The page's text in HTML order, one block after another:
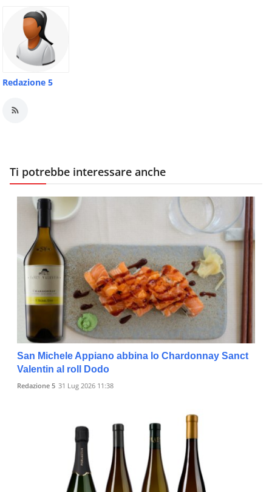
Redazione 5
Ti potrebbe interessare anche
San Michele Appiano abbina lo Chardonnay Sanct
Valentin al roll Dodo
Redazione 5 31 Lug 2026 11:38